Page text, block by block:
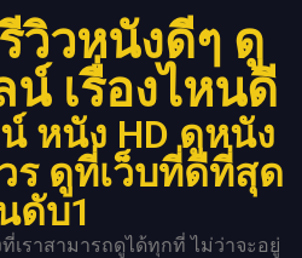
วิวหนังดีๆ ดู
เรื่องไหนดี
หนัง HD ดูหนัง
ร ดูที่เว็บที่ดีที่สุด
ดับ1
เราสามารถดูได้ทุกที่ ไม่ว่าจะอยู่